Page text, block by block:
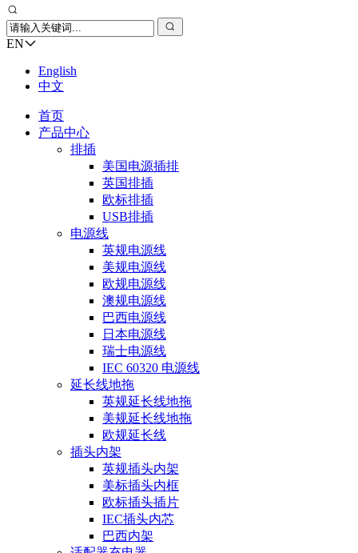
EN
English
中文
首页
产品中心
排插
美国电源插排
英国排插
欧标排插
USB排插
电源线
英规电源线
美规电源线
欧规电源线
澳规电源线
巴西电源线
日本电源线
瑞士电源线
IEC 60320 电源线
延长线地拖
英规延长线地拖
美规延长线地拖
欧规延长线
插头内架
英规插头内架
美标插头内框
欧标插头插片
IEC插头内芯
巴西内架